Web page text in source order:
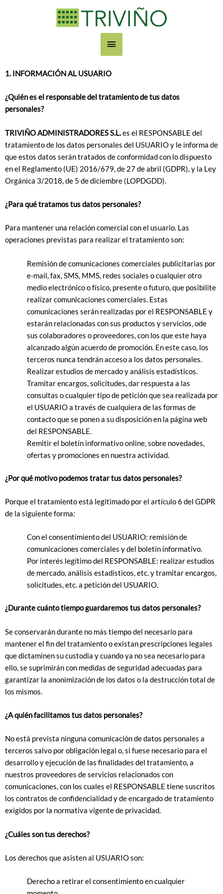
Menú
principal
1. INFORMACIÓN AL USUARIO
¿Quién es el responsable del tratamiento de tus datos
personales?
TRIVIÑO ADMINISTRADORES S.L.es el RESPONSABLE del
tratamiento de los datos personales del USUARIO y le informa de
que estos datos serán tratados de conformidad con lo dispuesto
en el Reglamento (UE) 2016/679, de 27 de abril (GDPR), y la Ley
Orgánica 3/2018, de 5 de diciembre (LOPDGDD).
¿Para qué tratamos tus datos personales?
Para mantener una relación comercial con el usuario. Las
operaciones previstas para realizar el tratamiento son:
Remisión de comunicaciones comerciales publicitarias por
e-mail, fax, SMS, MMS, redes sociales o cualquier otro
medio electrónico o físico, presente o futuro, que posibilite
realizar comunicaciones comerciales. Estas
comunicaciones serán realizadas por el RESPONSABLE y
estarán relacionadas con sus productos y servicios, ode
sus colaboradores o proveedores, con los que este haya
alcanzado algún acuerdo de promoción. En este caso, los
terceros nunca tendrán acceso a los datos personales.
Realizar estudios de mercado y análisis estadísticos.
Tramitar encargos, solicitudes, dar respuesta a las
consultas o cualquier tipo de petición que sea realizada por
el USUARIO a través de cualquiera de las formas de
contacto que se ponen a su disposición en la página web
del RESPONSABLE.
Remitir el boletín informativo online, sobre novedades,
ofertas y promociones en nuestra actividad.
¿Por qué motivo podemos tratar tus datos personales?
Porque el tratamiento está legitimado por el artículo 6 del GDPR
de la siguiente forma:
Con el consentimiento del USUARIO: remisión de
comunicaciones comerciales y del boletín informativo.
Por interés legítimo del RESPONSABLE: realizar estudios
de mercado, análisis estadísticos, etc. y tramitar encargos,
solicitudes, etc. a petición del USUARIO.
¿Durante cuánto tiempo guardaremos tus datos personales?
Se conservarán durante no más tiempo del necesario para
mantener el fin del tratamiento o existan prescripciones legales
que dictaminen su custodia y cuando ya no sea necesario para
ello, se suprimirán con medidas de seguridad adecuadas para
garantizar la anonimización de los datos o la destrucción total de
los mismos.
¿A quién facilitamos tus datos personales?
No está prevista ninguna comunicación de datos personales a
terceros salvo por obligación legal o, si fuese necesario para el
desarrollo y ejecución de las finalidades del tratamiento, a
nuestros proveedores de servicios relacionados con
comunicaciones, con los cuales el RESPONSABLE tiene suscritos
los contratos de confidencialidad y de encargado de tratamiento
exigidos por la normativa vigente de privacidad.
¿Cuáles son tus derechos?
Los derechos que asisten al USUARIO son:
Derecho a retirar el consentimiento en cualquier